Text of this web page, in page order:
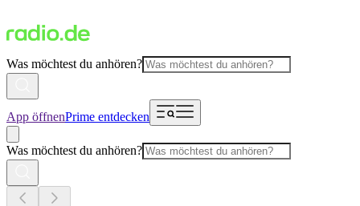
Was möchtest du anhören?
App öffnenPrime entdecken
Was möchtest du anhören?